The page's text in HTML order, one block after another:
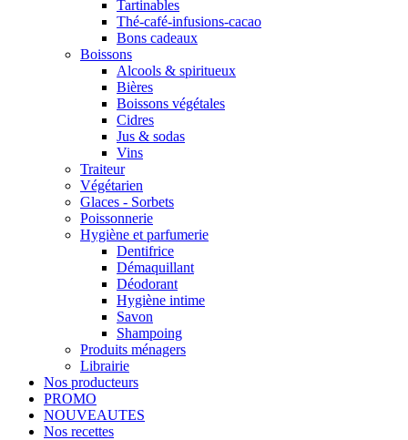
Tartinables
Thé-café-infusions-cacao
Bons cadeaux
Boissons
Alcools & spiritueux
Bières
Boissons végétales
Cidres
Jus & sodas
Vins
Traiteur
Végétarien
Glaces - Sorbets
Poissonnerie
Hygiène et parfumerie
Dentifrice
Démaquillant
Déodorant
Hygiène intime
Savon
Shampoing
Produits ménagers
Librairie
Nos producteurs
PROMO
NOUVEAUTES
Nos recettes